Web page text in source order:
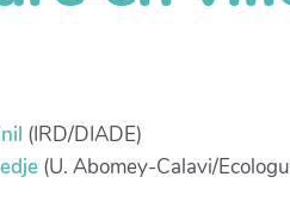
(IRD/DIADE)
(U. Abomey-Calavi/